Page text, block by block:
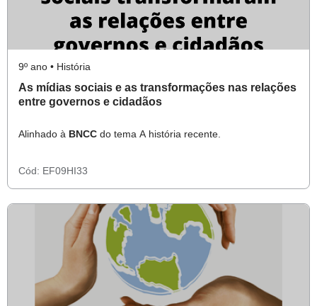
9º ano • História
As mídias sociais e as transformações nas relações
entre governos e cidadãos
Alinhado à BNCC do tema A história recente.
Cód: EF09HI33